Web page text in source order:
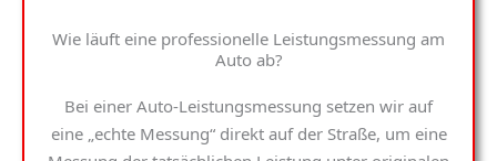
Wie läuft eine professionelle Leistungsmessung am
Auto ab?
Bei einer Auto-Leistungsmessung setzen wir auf
eine „echte Messung“ direkt auf der Straße, um eine